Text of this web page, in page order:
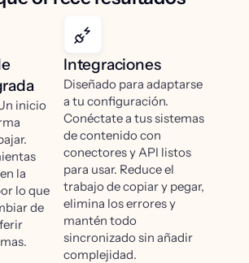
inicio
la
lo que
de
Integraciones
Diseñado para adaptarse
a tu configuración.
Conéctate a tus sistemas
de contenido con
conectores y API listos
para usar. Reduce el
trabajo de copiar y pegar,
elimina los errores y
mantén todo
sincronizado sin añadir
complejidad.